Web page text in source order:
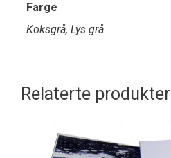
Farge
Koksgrå, Lys grå
Relaterte produkter